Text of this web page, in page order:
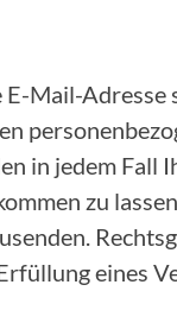
Mail-Adresse
in jedem Fall
zu
eines